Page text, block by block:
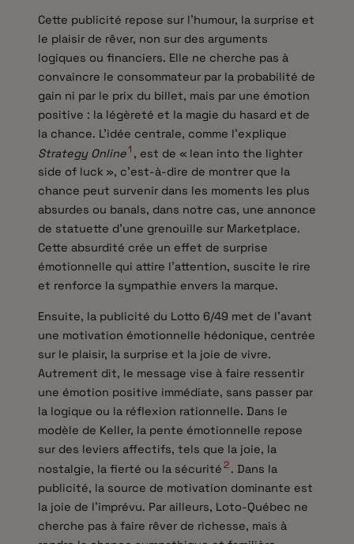
Cette publicité repose sur l’humour, la surprise et
le plaisir de rêver, non sur des arguments
logiques ou financiers. Elle ne cherche pas à
convaincre le consommateur par la probabilité de
gain ni par le prix du billet, mais par une émotion
positive : la légèreté et la magie du hasard et de
la chance. L’idée centrale, comme l’explique
Strategy Online1 , est de « lean into the lighter
side of luck », c’est-à-dire de montrer que la
chance peut survenir dans les moments les plus
absurdes ou banals, dans notre cas, une annonce
de statuette d’une grenouille sur Marketplace.
Cette absurdité crée un effet de surprise
émotionnelle qui attire l’attention, suscite le rire
et renforce la sympathie envers la marque.
Ensuite, la publicité du Lotto 6/49 met de l’avant
une motivation émotionnelle hédonique, centrée
sur le plaisir, la surprise et la joie de vivre.
Autrement dit, le message vise à faire ressentir
une émotion positive immédiate, sans passer par
la logique ou la réflexion rationnelle. Dans le
modèle de Keller, la pente émotionnelle repose
sur des leviers affectifs, tels que la joie, la
nostalgie, la fierté ou la sécurité2. Dans la
publicité, la source de motivation dominante est
la joie de l’imprévu. Par ailleurs, Loto-Québec ne
cherche pas à faire rêver de richesse, mais à